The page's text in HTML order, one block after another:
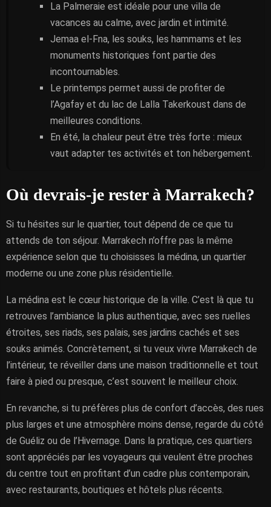
La Palmeraie est idéale pour une villa de
vacances au calme, avec jardin et intimité.
Jemaa el-Fna, les souks, les hammams et les
monuments historiques font partie des
incontournables.
Le printemps permet aussi de profiter de
l’Agafay et du lac de Lalla Takerkoust dans de
meilleures conditions.
En été, la chaleur peut être très forte : mieux
vaut adapter tes activités et ton hébergement.
Où devrais-je rester à Marrakech?
Si tu hésites sur le quartier, tout dépend de ce que tu
attends de ton séjour. Marrakech n’offre pas la même
expérience selon que tu choisisses la médina, un quartier
moderne ou une zone plus résidentielle.
La médina est le cœur historique de la ville. C’est là que tu
retrouves l’ambiance la plus authentique, avec ses ruelles
étroites, ses riads, ses palais, ses jardins cachés et ses
souks animés. Concrètement, si tu veux vivre Marrakech de
l’intérieur, te réveiller dans une maison traditionnelle et tout
faire à pied ou presque, c’est souvent le meilleur choix.
En revanche, si tu préfères plus de confort d’accès, des rues
plus larges et une atmosphère moins dense, regarde du côté
de Guéliz ou de l’Hivernage. Dans la pratique, ces quartiers
sont appréciés par les voyageurs qui veulent être proches
du centre tout en profitant d’un cadre plus contemporain,
avec restaurants, boutiques et hôtels plus récents.